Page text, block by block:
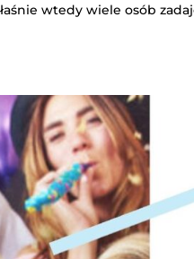
wtedy wiele osób